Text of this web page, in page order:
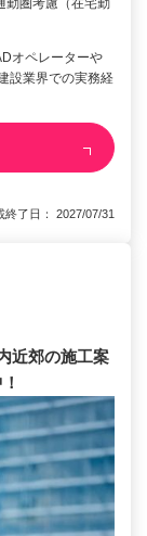
圏考慮（在宅勤
オペレーターや
設業界での実務経
了日： 2027/07/31
近郊の施工案